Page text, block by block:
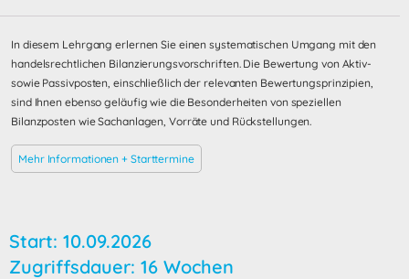
In diesem Lehrgang erlernen Sie einen systematischen Umgang mit den
handelsrechtlichen Bilanzierungsvorschriften. Die Bewertung von Aktiv-
sowie Passivposten, einschließlich der relevanten Bewertungsprinzipien,
sind Ihnen ebenso geläufig wie die Besonderheiten von speziellen
Bilanzposten wie Sachanlagen, Vorräte und Rückstellungen.
Mehr Informationen + Starttermine
Start: 10.09.2026
Zugriffsdauer: 16 Wochen